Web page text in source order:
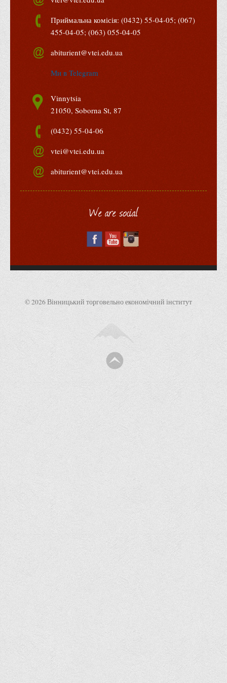
Вступнику
Чому варто обирати ВТЕІ?
Перелік спеціальностей, освітніх програм
Перелік документів
Обсяги державного замовлення
Розклади проведення вступних випробувань та співбесід
Розмір плати за надання освітніх послуг на 2026-2027 н.р.
Положення про приймальну комісію
Положення про апеляційну комісію
Рішення приймальної комісії
Програми вступних випробувань
випробування для вступу для здобуття ступеня магістра на
Відеозаписи вступних випробувань
Вступникам з ТОТ
Як обрати спеціальність: 10 порад вступникам
Ми в Telegram
Студентський туристичний клуб "Way to Freedom"
Студентське наукове товариство «ВАТРА»
Первинна профспілкова організація
Бізнес-школа
Наші досягнення
Літературна сторінка
Структура університету
Адміністрація університету
Університет в рейтингах ЗВО України
Приймальна комісія: (0432) 55-04-05; (067)
455-04-05; (063) 055-04-05
abiturient@vtei.edu.ua
Ми в Telegram
Vinnytsia
21050, Soborna St, 87
(0432) 55-04-06
vtei@vtei.edu.ua
abiturient@vtei.edu.ua
We are social
© 2026 Вінницький торговельно економічний інститут